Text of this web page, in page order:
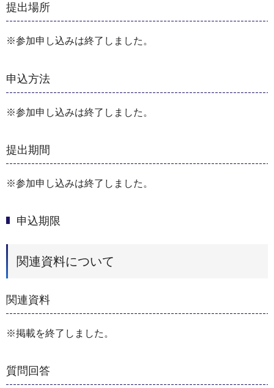
提出場所
※参加申し込みは終了しました。
申込方法
※参加申し込みは終了しました。
提出期間
※参加申し込みは終了しました。
申込期限
関連資料について
関連資料
※掲載を終了しました。
質問回答